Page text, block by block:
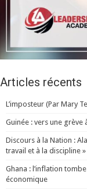
Articles récents
L’imposteur (Par Mary
Guinée : vers une grève
Discours à la Nation :
travail et à la discipline »
Ghana : l’inflation
économique